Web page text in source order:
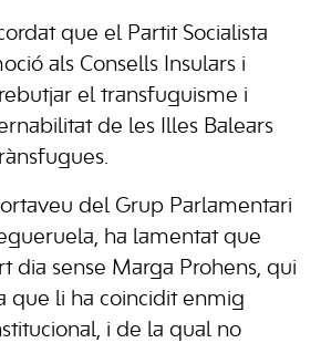
que el Partit Socialista
als Consells Insulars i
el transfuguisme i
de les Illes Balears
del Grup Parlamentari
ha lamentat que
dia sense Marga Prohens, qui
que li ha coincidit enmig
i de la qual no